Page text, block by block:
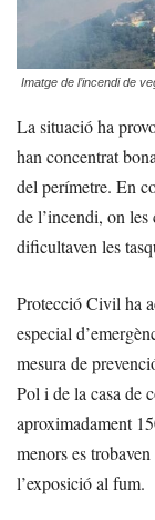
Imatge de l’incendi de
La situació ha
han concentrat
del perímetre. En
de l’incendi, on
dificultaven les
Protecció Civil ha
especial
mesura de
Pol i de la casa de
aproximadament
menors es
l’exposició al fum.